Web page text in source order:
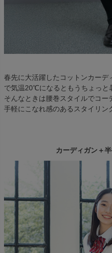
春先に大活躍したコットンカー
で気温20℃になるともうちょっと
そんなときは腰巻スタイルでコー
手軽にこなれ感のあるスタイリン
カーディガン＋